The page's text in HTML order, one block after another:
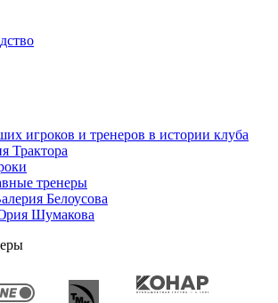
игроков и тренеров в истории клуба
Трактора
тренеры
Белоусова
Шумакова